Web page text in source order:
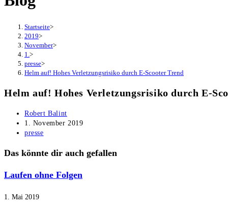
Startseite>
2019>
November>
1. >
presse>
Helm auf! Hohes Verletzungsrisiko durch E-Scooter Trend
Helm auf! Hohes Verletzungsrisiko durch E-
Beitrags-
Autor:
Robert Balint
Beitrag
veröffentlicht:
1. November 2019
Beitrags-
presse
Das könnte dir auch gefallen
Laufen ohne Folgen
1. Mai 2019